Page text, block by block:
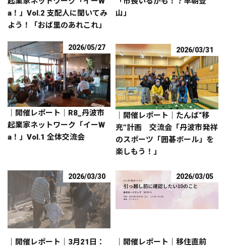
a！」Vol.2 支配人に聞いてみ
よう！「おば里のあれこれ」
山」
2026/05/27
｜開催レポート｜R8_丹波市
起業家ネットワーク「イーW
a！」Vol.1 全体交流会
2026/03/31
｜開催レポート｜たんば“移
充”計画 交流会「丹波市発祥
のスポーツ「囲碁ボール」を
楽しもう！」
2026/03/30
｜開催レポート｜3月21日：
2026/03/05
｜開催レポート｜移住直前